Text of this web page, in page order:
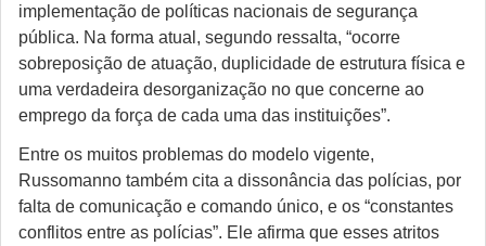
implementação de políticas nacionais de segurança
pública. Na forma atual, segundo ressalta, “ocorre
sobreposição de atuação, duplicidade de estrutura física e
uma verdadeira desorganização no que concerne ao
emprego da força de cada uma das instituições”.
Entre os muitos problemas do modelo vigente,
Russomanno também cita a dissonância das polícias, por
falta de comunicação e comando único, e os “constantes
conflitos entre as polícias”. Ele afirma que esses atritos